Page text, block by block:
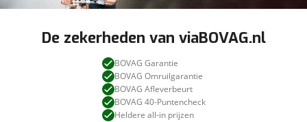
De zekerheden van viaBOVAG.nl
BOVAG Garantie
BOVAG Omruilgarantie
BOVAG Afleverbeurt
BOVAG 40-Puntencheck
Heldere all-in prijzen